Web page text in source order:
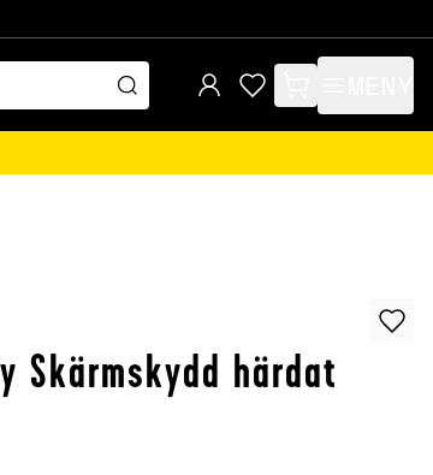
items in cart, view
Skärmskydd härdat